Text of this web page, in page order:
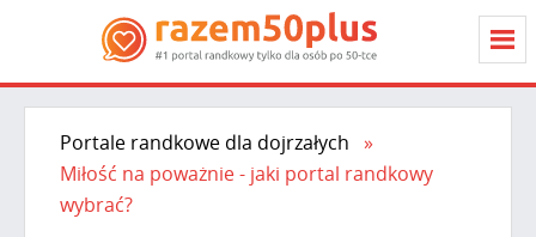
Portale randkowe dla dojrzałych
Miłość na poważnie - jaki portal randkowy
wybrać?